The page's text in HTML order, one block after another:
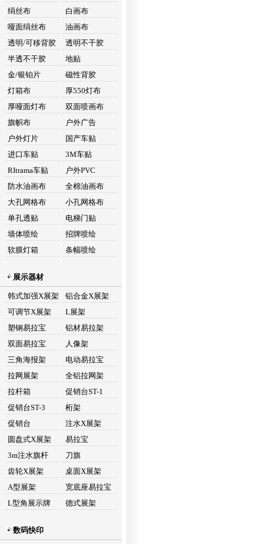
绢丝布
白画布
哑面绢丝布
油画布
透明/可移背胶
透明不干胶
半透不干胶
地贴
金/银铂片
磁性背胶
灯箱布
厚550灯布
厚哑面灯布
双面喷画布
旗帜布
户外广告
户外灯片
国产车贴
进口车贴
3M车贴
RItrama车贴
户外PVC
防水油画布
全棉油画布
大孔网格布
小孔网格布
单孔透贴
电梯门贴
墙体喷绘
招牌喷绘
软膜灯箱
条幅喷绘
展示器材
韩式加强X展架
铝合金X展架
可调节X展架
L展架
塑钢易拉宝
铝材易拉架
双面易拉宝
人像架
三角海报架
电动易拉宝
拉网展架
全铝拉网架
拉杆箱
促销台ST-1
促销台ST-3
桁架
促销台
注水X展架
圆盘式X展架
易拉宝
3m注水旗杆
刀旗
齿轮X展架
桌面X展架
A型展架
宽底座易拉宝
L型角展示牌
德式展架
数码快印